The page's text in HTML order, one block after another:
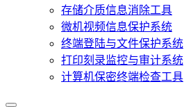
存储介质信息消除工具
微机视频信息保护系统
终端登陆与文件保护系统
打印刻录监控与审计系统
计算机保密终端检查工具